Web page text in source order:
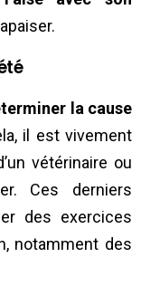
la cause
il est vivement
vétérinaire ou
Ces derniers
des exercices
notamment des